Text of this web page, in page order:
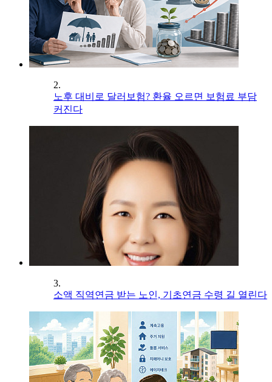
2.
노후 대비로 달러보험? 환율 오르면 보험료 부담
커진다
3.
소액 직역연금 받는 노인, 기초연금 수령 길 열린다